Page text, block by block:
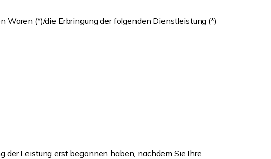
Waren (*)/die Erbringung der folgenden Dienstleistung (*)
Leistung erst begonnen haben, nachdem Sie Ihre